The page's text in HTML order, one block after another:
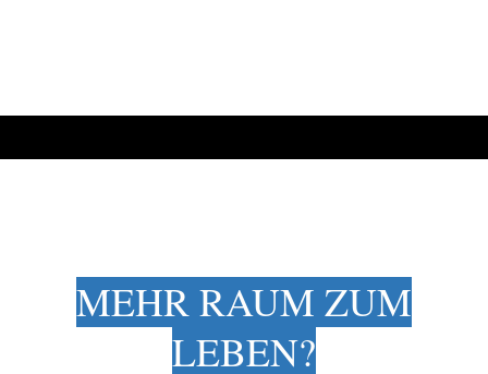
MEHR RAUM ZUM
LEBEN?